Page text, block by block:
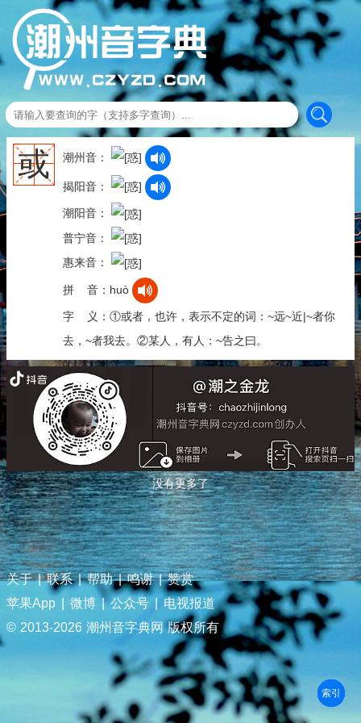
或 潮州音：
揭阳音：
潮阳音：
普宁音：
惠来音：
拼 音：huò
字 义：①或者，也许，表示不定的词：~远~近|~者你
去，~者我去。②某人，有人：~告之曰。
没有更多了
关于 | 联系 | 帮助 | 鸣谢 | 赞赏
苹果App
微博 | 公众号
电视报道
© 2013-2026 潮州音字典网 版权所有
部首
笔划
拼音
潮拼